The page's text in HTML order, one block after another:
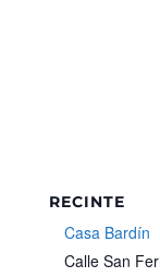
RECINTE
Casa Bardín
Calle San